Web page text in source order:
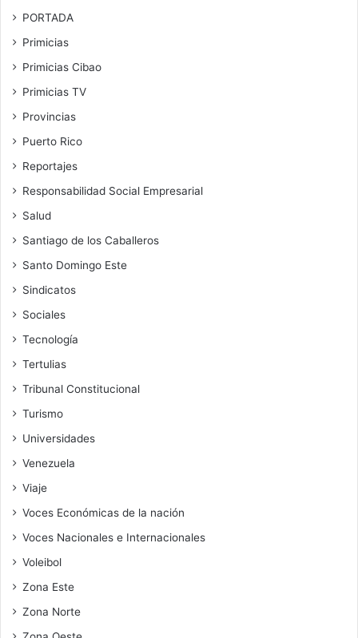
PORTADA
Primicias
Primicias Cibao
Primicias TV
Provincias
Puerto Rico
Reportajes
Responsabilidad Social Empresarial
Salud
Santiago de los Caballeros
Santo Domingo Este
Sindicatos
Sociales
Tecnología
Tertulias
Tribunal Constitucional
Turismo
Universidades
Venezuela
Viaje
Voces Económicas de la nación
Voces Nacionales e Internacionales
Voleibol
Zona Este
Zona Norte